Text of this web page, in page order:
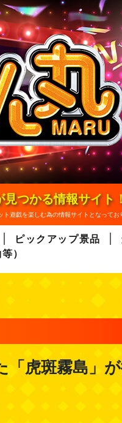
つかる情報サイト
遊戯を楽しむ為の情報サイトとなってお
ピックアップ景品
）
虎斑霧島」